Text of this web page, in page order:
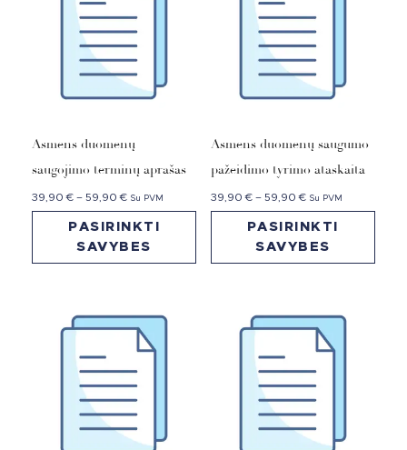
Asmens duomenų
saugojimo terminų aprašas
39,90€ – 59,90€ Su PVM
PASIRINKTI
SAVYBES
Asmens duomenų saugumo
pažeidimo tyrimo ataskaita
39,90€ – 59,90€ Su PVM
PASIRINKTI
SAVYBES